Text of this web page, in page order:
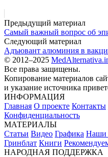
Предыдущий материал
Самый важный вопрос об
Следующий материал
Адъювант алюминия в
© 2012–2025
Все права защищены.
Копирование материалов
и указание источника
ИНФОРМАЦИЯ
Главная О проекте Контакты
Конфиденциальность
МАТЕРИАЛЫ
Статьи Видео Графика Наши
Гринблат Книги
НАРОДНАЯ ПОДДЕРЖКА